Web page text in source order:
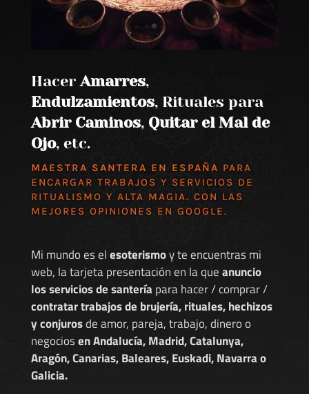
Hacer Amarres,
Endulzamientos, Rituales para
Abrir Caminos, Quitar el Mal de
Ojo, etc.
MAESTRA SANTERA EN ESPAÑA PARA
ENCARGAR TRABAJOS Y SERVICIOS DE
RITUALISMO Y ALTA MAGIA. CON LAS
MEJORES OPINIONES EN GOOGLE.
Mi mundo es elesoterismoy te encuentras mi
web, la tarjeta presentación en la queanuncio
los servicios de santería para hacer / comprar /
contratar trabajos de brujería, rituales, hechizos
y conjurosde amor, pareja, trabajo, dinero o
negociosen Andalucía, Madrid, Catalunya,
Aragón, Canarias, Baleares, Euskadi, Navarra o
Galicia.